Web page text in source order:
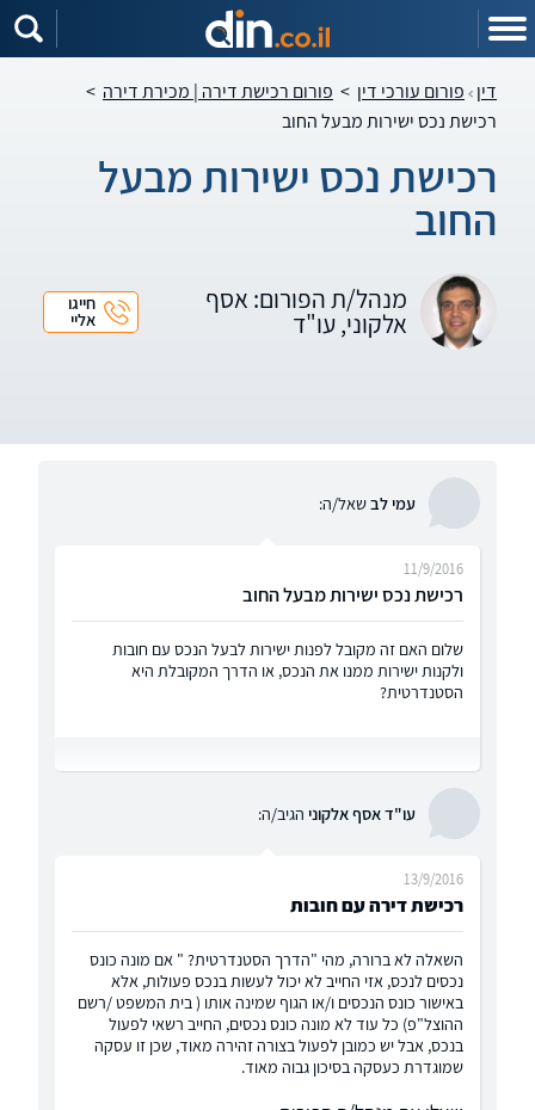
דין פורום עורכי דין > פורום רכישת דירה | מכירת דירה >
רכישת נכס ישירות מבעל החוב
רכישת נכס ישירות מבעל
החוב
מנהל/ת הפורום: אסף
אלקוני, עו"ד
חייגו
אליי
עמי לבשאל/ה:
רכישת נכס ישירות מבעל החוב
11/9/2016
שלום האם זה מקובל לפנות ישירות לבעל הנכס עם חובות
ולקנות ישירות ממנו את הנכס, או הדרך המקובלת היא
הסטנדרטית?
עו"ד אסף אלקוני הגיב/ה:
רכישת דירה עם חובות
13/9/2016
השאלה לא ברורה, מהי "הדרך הסטנדרטית? " אם מונה כונס
נכסים לנכס, אזי החייב לא יכול לעשות בנכס פעולות, אלא
באישור כונס הנכסים ו/או הגוף שמינה אותו ( בית המשפט /רשם
ההוצל"פ) כל עוד לא מונה כונס נכסים, החייב רשאי לפעול
בנכס, אבל יש כמובן לפעול בצורה זהירה מאוד, שכן זו עסקה
שמוגדרת כעסקה בסיכון גבוה מאוד.